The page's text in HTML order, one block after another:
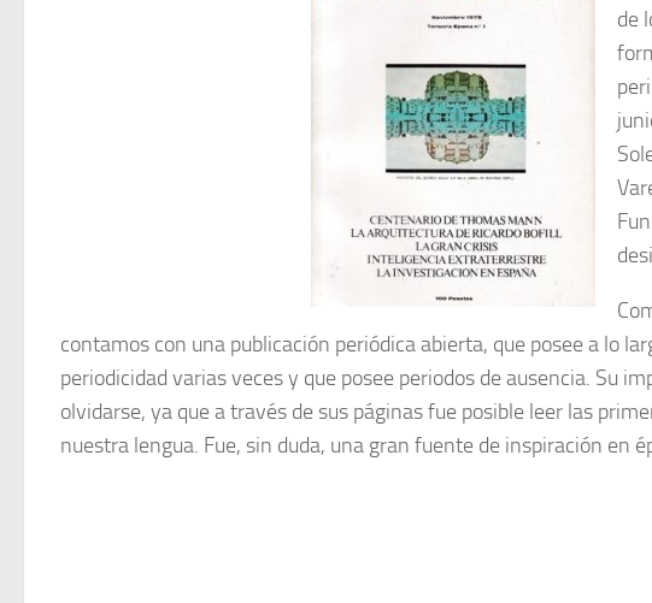
de
contamos con una publicación periódica abierta, que posee a lo
periodicidad varias veces y que posee periodos de ausencia. Su
olvidarse, ya que a través de sus páginas fue posible leer las
nuestra lengua. Fue, sin duda, una gran fuente de inspiración en